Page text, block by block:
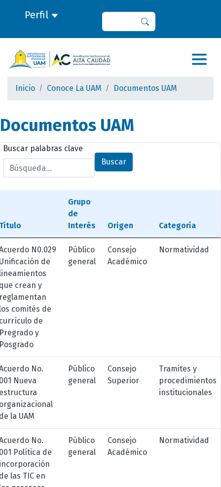
Perfil
Inicio Conoce La UAM Documentos UAM
Documentos UAM
Buscar palabras clave
Buscar
Grupo
de
Interés
Origen Categoría
N0.029
de
crean y
comités de
de
y
Público
general
Consejo
Académico
Normatividad
No.
Nueva
la UAM
Público
general
Consejo
Superior
Tramites y
procedimientos
institucionales
No.
Política de
las TIC en
Público
general
Consejo
Académico
Normatividad